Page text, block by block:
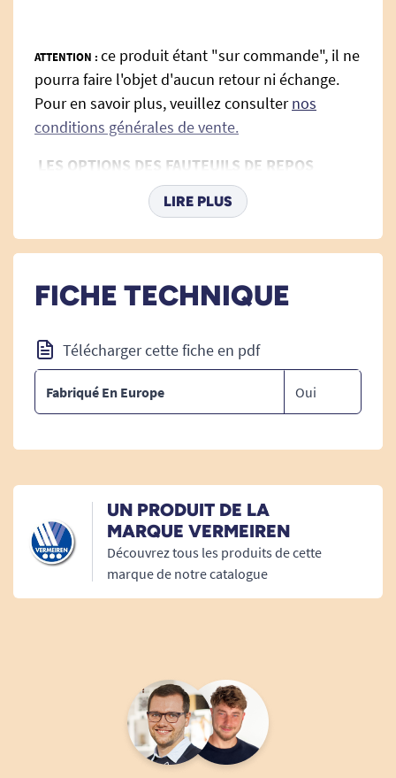
ATTENTION : ce produit étant "sur commande", il ne
pourra faire l'objet d'aucun retour ni échange.
Pour en savoir plus, veuillez consulternos
conditions générales de vente.
LES OPTIONS DES FAUTEUILS DE REPOS
DOIVENT ETRE PREVUES A LA FABRICATION ET
NE PEUVENT PAS ETRE COMMANDEES OU
MONTEES APRES.
LIRE PLUS
FICHE TECHNIQUE
Télécharger cette fiche en pdf
Fabriqué En Europe Oui
UN PRODUIT DE LA
MARQUE VERMEIREN
Découvrez tous les produits de cette
marque de notre catalogue